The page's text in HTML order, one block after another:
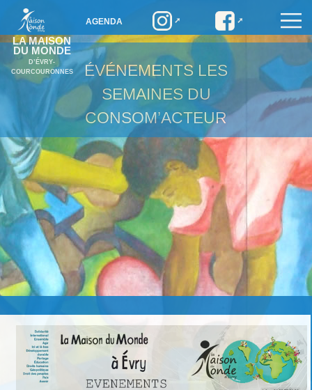
LA MAISON
DU MONDE
D’ÉVRY-
COURCOURONNES
AGENDA
ÉVÉNEMENTS LES
SEMAINES DU
CONSOM’ACTEUR